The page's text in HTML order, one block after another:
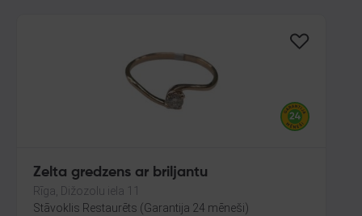
Zelta gredzens ar briljantu
Rīga, Dižozolu iela 11
Stāvoklis Restaurēts (Garantija 24 mēneši)